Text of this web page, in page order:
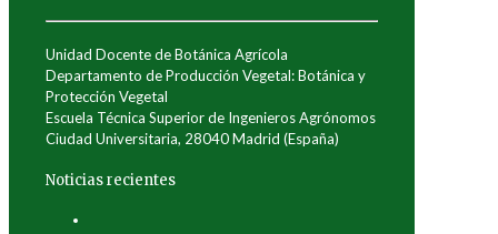
Unidad Docente de Botánica Agrícola
Departamento de Producción Vegetal: Botánica y
Protección Vegetal
Escuela Técnica Superior de Ingenieros Agrónomos
Ciudad Universitaria, 28040 Madrid (España)
Noticias recientes